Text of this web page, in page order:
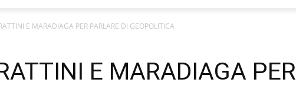
E MARADIAGA PER PARLARE DI GEOPOLITICA
E MARADIAGA PER